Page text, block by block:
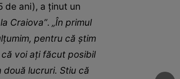
de ani), a ținut un
Craiova”. „În primul
pentru că știm
voi ați făcut posibil
lucruri. Stiu că